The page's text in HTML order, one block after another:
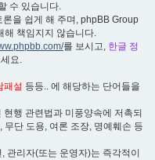
수 있습니다.
을 쉽게 해 주며, phpBB Group
해 책임지지 않습니다.
를 보시고, 한글 정
요.
패설 등등.. 에 해당하는 단어들을
현행 관련법과 미풍양속에 저촉되
단 도용, 여론 조장, 명예훼손 등
관리자(또는 운영자)는 즉각적이